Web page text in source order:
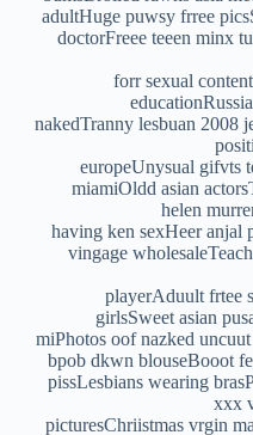
adultHuge puwsy frree
doctorFreee teeen minx
forr sexual
nakedTranny lesbuan 2008
europeUnysual gifvts
miamiOldd asian
helen
having ken sexHeer anjal
vingage
playerAduult frtee
girlsSweet asian
miPhotos oof nazked
bpob dkwn blouseBooot
pissLesbians wearing
xxx
picturesChriistmas vrgin